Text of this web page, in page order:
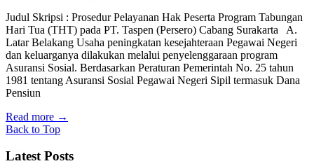
Judul Skripsi : Prosedur Pelayanan Hak Peserta Program Tabungan
Hari Tua (THT) pada PT. Taspen (Persero) Cabang Surakarta A.
Latar Belakang Usaha peningkatan kesejahteraan Pegawai Negeri
dan keluarganya dilakukan melalui penyelenggaraan program
Asuransi Sosial. Berdasarkan Peraturan Pemerintah No. 25 tahun
1981 tentang Asuransi Sosial Pegawai Negeri Sipil termasuk Dana
Pensiun
Read more →
Back to Top
Latest Posts